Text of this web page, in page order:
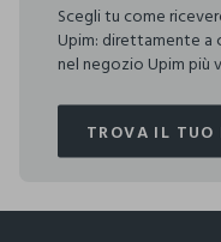
Scegli tu come
Upim: direttamente a
nel negozio Upim più
TROVA IL TUO
TROVA IL TUO